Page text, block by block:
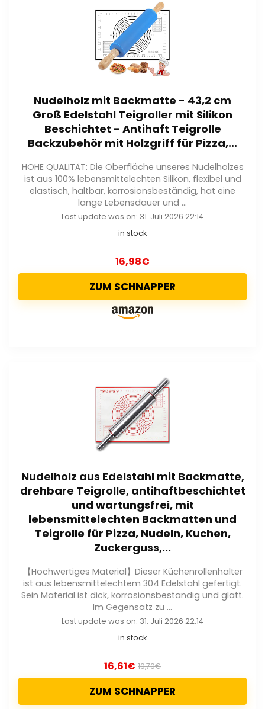
Nudelholz mit Backmatte - 43,2 cm
Groß Edelstahl Teigroller mit Silikon
Beschichtet - Antihaft Teigrolle
Backzubehör mit Holzgriff für Pizza,...
HOHE QUALITÄT: Die Oberfläche unseres Nudelholzes
ist aus 100% lebensmittelechten Silikon, flexibel und
elastisch, haltbar, korrosionsbeständig, hat eine
lange Lebensdauer und ...
Last update was on: 31. Juli 2026 22:14
in stock
16,98€
ZUM SCHNAPPER
Nudelholz aus Edelstahl mit Backmatte,
drehbare Teigrolle, antihaftbeschichtet
und wartungsfrei, mit
lebensmittelechten Backmatten und
Teigrolle für Pizza, Nudeln, Kuchen,
Zuckerguss,...
【Hochwertiges Material】Dieser Küchenrollenhalter
ist aus lebensmittelechtem 304 Edelstahl gefertigt.
Sein Material ist dick, korrosionsbeständig und glatt.
Im Gegensatz zu ...
Last update was on: 31. Juli 2026 22:14
in stock
16,61€ 19,70€
ZUM SCHNAPPER